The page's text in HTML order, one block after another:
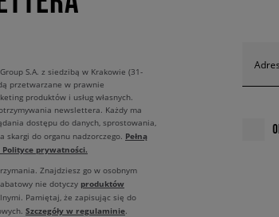
S.A. z siedzibą w Krakowie (31-
przetwarzane w prawnie
produktów i usług własnych.
newslettera. Każdy ma
dostępu do danych, sprostowania,
do organu nadzorczego. Pełną
prywatności.
Znajdziesz go w osobnym
nie dotyczy produktów
Pamiętaj, że zapisując się do
Szczegóły w regulaminie.